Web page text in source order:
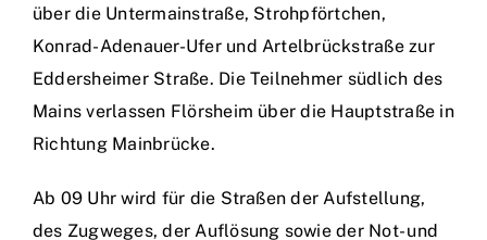
über die Untermainstraße, Strohpförtchen,
Konrad-Adenauer-Ufer und Artelbrückstraße zur
Eddersheimer Straße. Die Teilnehmer südlich des
Mains verlassen Flörsheim über die Hauptstraße in
Richtung Mainbrücke.
Ab 09 Uhr wird für die Straßen der Aufstellung,
des Zugweges, der Auflösung sowie der Not- und